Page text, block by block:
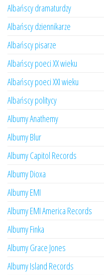
Albańscy dramaturdzy
Albańscy dziennikarze
Albańscy pisarze
Albańscy poeci XX wieku
Albańscy poeci XXI wieku
Albańscy politycy
Albumy Anathemy
Albumy Blur
Albumy Capitol Records
Albumy Dioxa
Albumy EMI
Albumy EMI America Records
Albumy Finka
Albumy Grace Jones
Albumy Island Records